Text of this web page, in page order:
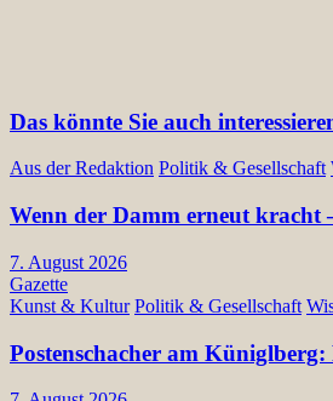
Das könnte Sie auch
Aus der Redaktion Politik & Gesellschaft
Wenn der Damm erneut kracht
7. August 2026
Gazette
Kunst & Kultur Politik & Gesellschaft
Postenschacher am